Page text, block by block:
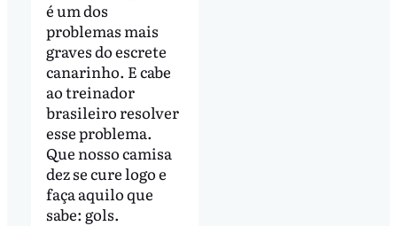
é um dos
problemas mais
graves do escrete
canarinho. E cabe
ao treinador
brasileiro resolver
esse problema.
Que nosso camisa
dez se cure logo e
faça aquilo que
sabe: gols.